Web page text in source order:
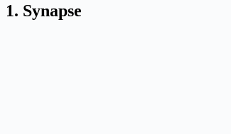
1. Synapse